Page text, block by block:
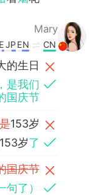
Mary
CN
EN
JP
生日。
，是我们
国庆节
153岁。
岁了
庆节。
（合并到第一句了）